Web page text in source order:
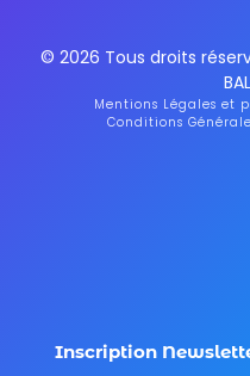
© 2026 Tous droits
Mentions Légales et
Conditions
Inscription